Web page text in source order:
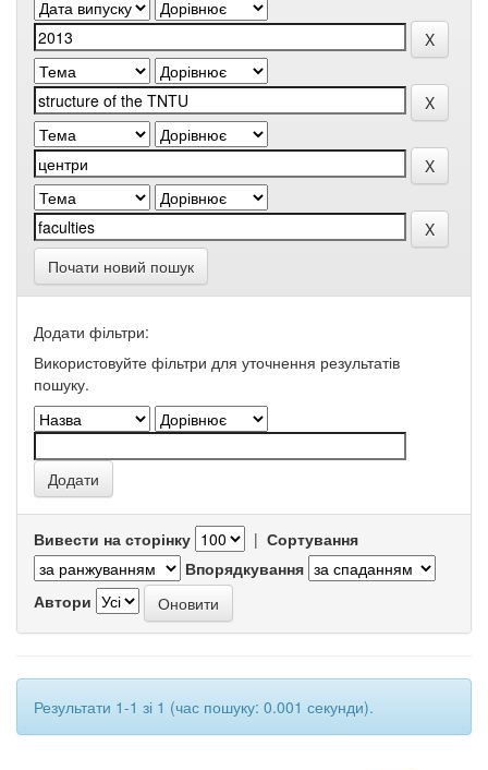
Почати новий пошук
Додати фільтри:
Використовуйте фільтри для уточнення результатів
пошуку.
Вивести на сторінку | Сортування
Впорядкування
Автори
Результати 1-1 зі 1 (час пошуку: 0.001 секунди).